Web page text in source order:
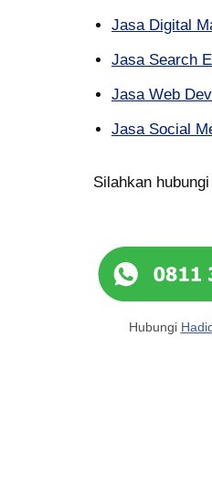
Jasa Digital
Jasa Search
Jasa Web
Jasa Social
Silahkan
Hubungi